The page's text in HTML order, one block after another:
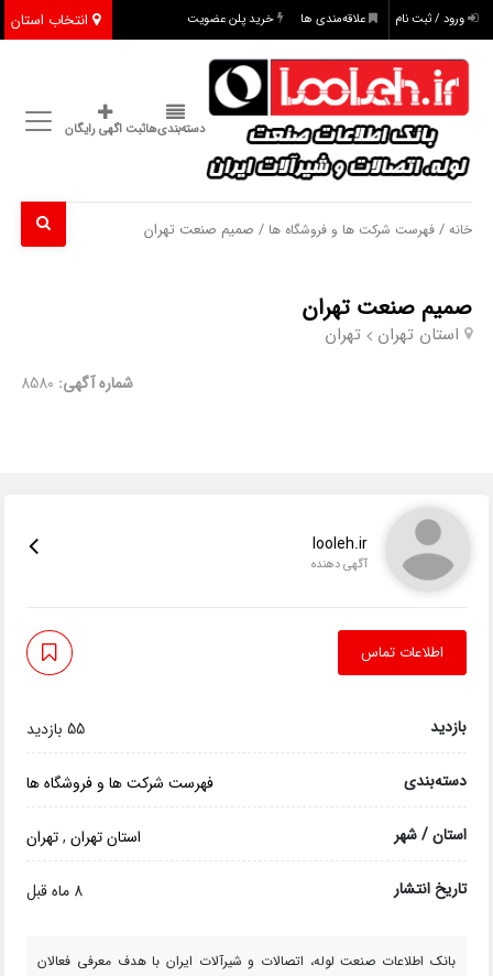
انتخاب استان ورود / ثبت نام علاقه‌مندی ها خرید پلن عضویت
دسته‌بندی‌هاثبت اگهی رایگان
خانه /فهرست شرکت ها و فروشگاه ها / صمیم صنعت تهران
صمیم صنعت تهران
استان تهران تهران
شماره آگهی: 8580
looleh.ir
آگهی دهنده
اطلاعات تماس
بازدید 55 بازدید
دسته‌بندی فهرست شرکت ها و فروشگاه ها
استان / شهر استان تهران,تهران
تاریخ انتشار 8 ماه قبل
بانک اطلاعات صنعت لوله، اتصالات و شیرآلات ایران با هدف معرفی فعالان